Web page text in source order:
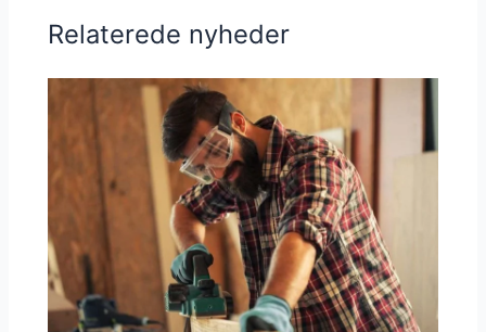
Relaterede nyheder